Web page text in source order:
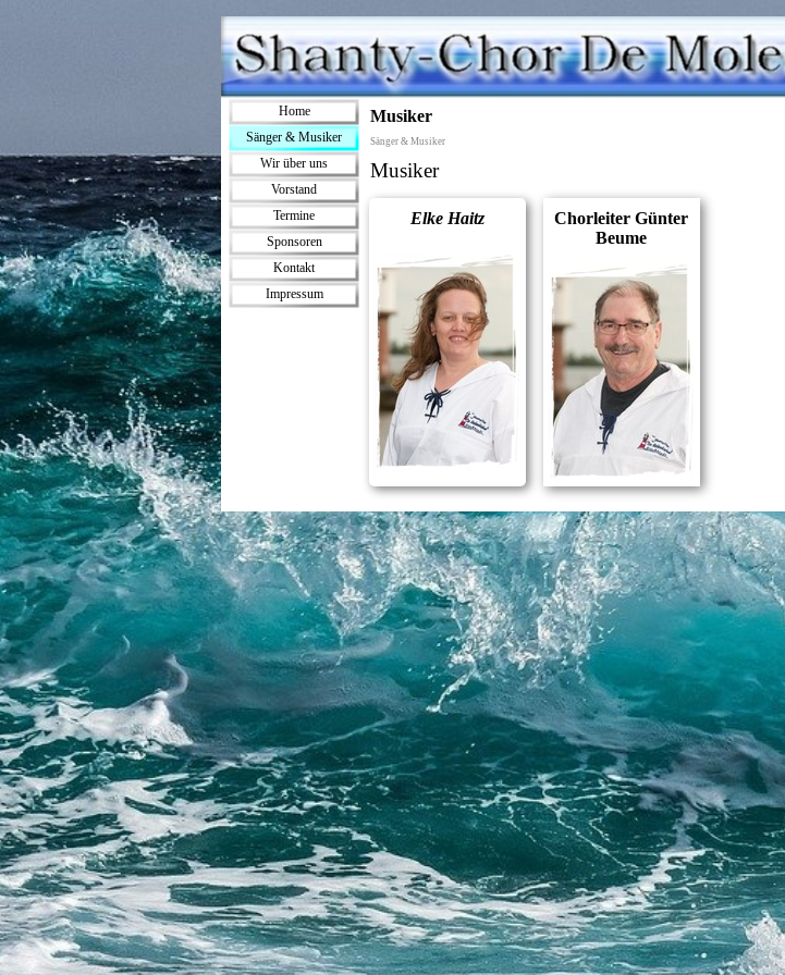
Menü überspringen
Home
Sänger & Musiker
▼
Wir über uns
Vorstand
Termine
Sponsoren
Kontakt
Impressum
Musiker
Sänger & Musiker
Musiker
Elke Haitz
Chorleiter Günter
Beume
Zurück zum Seiteninhalt